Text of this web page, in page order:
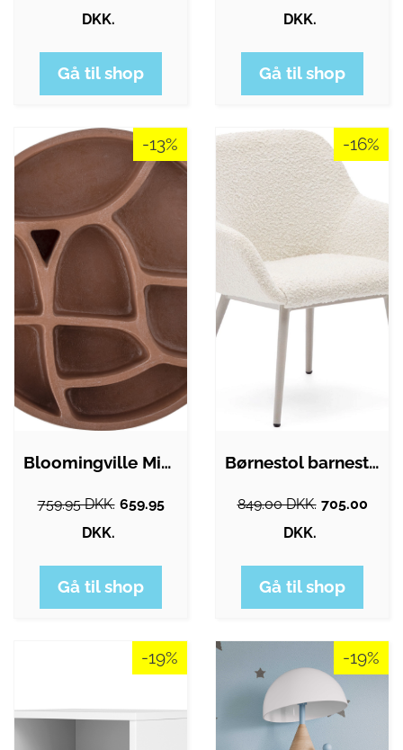
DKK.
Gå til shop
DKK.
Gå til shop
-13%
Bloomingville Mini - Palmer Hylde Til…
759.95 DKK. 659.95
DKK.
Gå til shop
-16%
Børnestol barnestol Kave Home Konna hvid…
849.00 DKK. 705.00
DKK.
Gå til shop
-19% -19%